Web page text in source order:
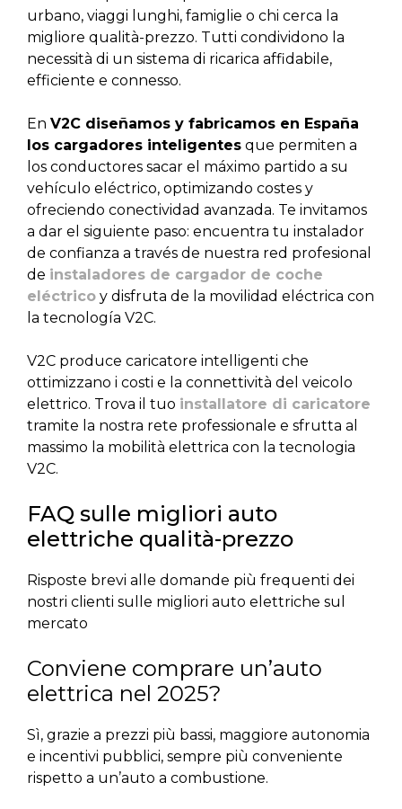
urbano, viaggi lunghi, famiglie o chi cerca la
migliore qualità-prezzo. Tutti condividono la
necessità di un sistema di ricarica affidabile,
efficiente e connesso.
En V2C diseñamos y fabricamos en España
los cargadores inteligentes que permiten a
los conductores sacar el máximo partido a su
vehículo eléctrico, optimizando costes y
ofreciendo conectividad avanzada. Te invitamos
a dar el siguiente paso: encuentra tu instalador
de confianza a través de nuestra red profesional
de instaladores de cargador de coche
eléctrico y disfruta de la movilidad eléctrica con
la tecnología V2C.
V2C produce caricatore intelligenti che
ottimizzano i costi e la connettività del veicolo
elettrico. Trova il tuo installatore di caricatore
tramite la nostra rete professionale e sfrutta al
massimo la mobilità elettrica con la tecnologia
V2C.
FAQ sulle migliori auto
elettriche qualità-prezzo
Risposte brevi alle domande più frequenti dei
nostri clienti sulle migliori auto elettriche sul
mercato
Conviene comprare un’auto
elettrica nel 2025?
Sì, grazie a prezzi più bassi, maggiore autonomia
e incentivi pubblici, sempre più conveniente
rispetto a un’auto a combustione.